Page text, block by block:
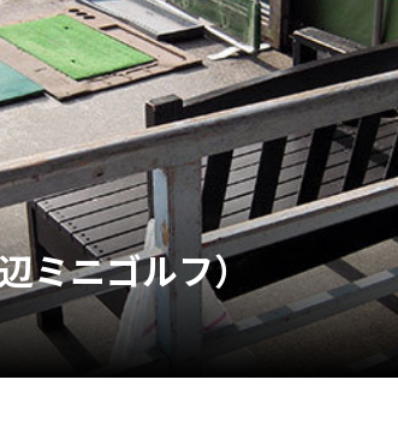
ミニゴルフ）